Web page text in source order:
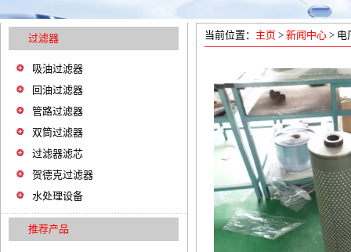
过滤器
吸油过滤器
回油过滤器
管路过滤器
双筒过滤器
过滤器滤芯
贺德克过滤器
水处理设备
推荐产品
当前位置： 主页 > 新闻中心 > 电